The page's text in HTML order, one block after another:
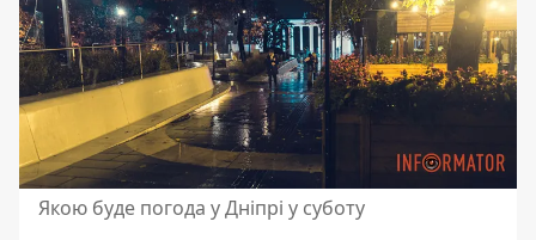
Якою буде погода у Дніпрі у суботу